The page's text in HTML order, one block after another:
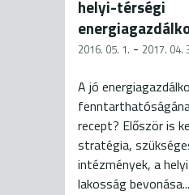
helyi-térségi
2016. 05. 1. - 2017. 04.
A jó
recept? Először is
stratégia,
intézmények, a
lakosság bevonása...